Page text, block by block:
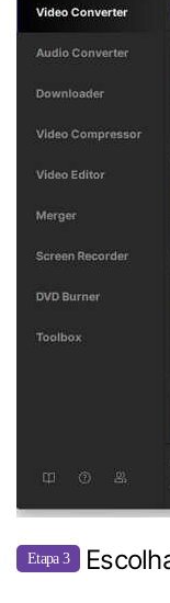
Etapa 3